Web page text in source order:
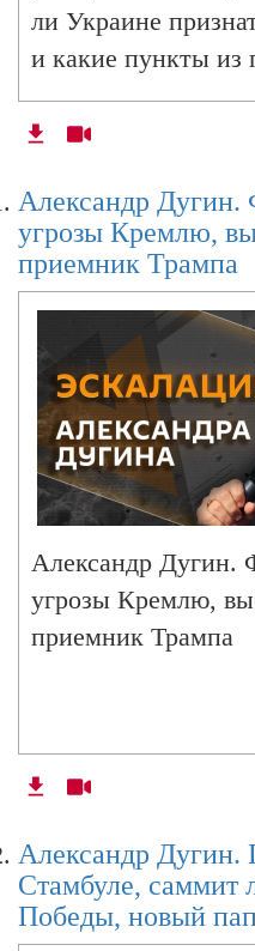
ли Украине
и какие пункты из
тяжелые для
привести новый
эскалации? Об
рассуждает
эфире радио Sputnik.
Александр
угрозы Кремлю,
приемник Трампа
Александр Дугин.
угрозы Кремлю,
приемник Трампа
Александр Дугин.
Стамбуле, саммит
Победы, новый